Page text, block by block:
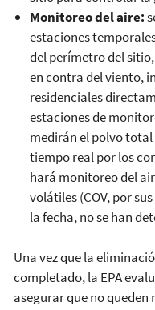
Monitoreo del aire:
estaciones
del perímetro del
en contra del viento,
residenciales
estaciones de
medirán el polvo total
tiempo real por los
hará monitoreo del
volátiles (COV, por
la fecha, no se han
Una vez que la
completado, la EPA
asegurar que no queden